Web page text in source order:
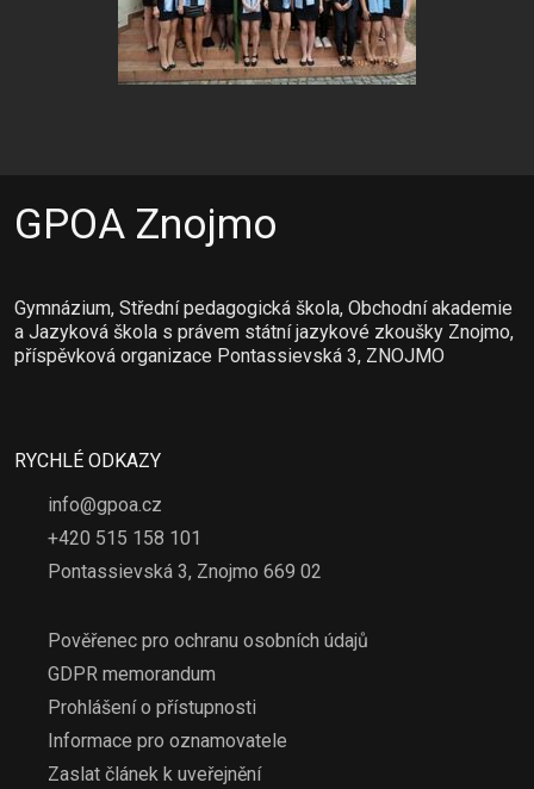
GPOA Znojmo
Gymnázium, Střední pedagogická škola, Obchodní akademie
a Jazyková škola s právem státní jazykové zkoušky Znojmo,
příspěvková organizace Pontassievská 3, ZNOJMO
RYCHLÉ ODKAZY
info@gpoa.cz
+420 515 158 101
Pontassievská 3, Znojmo 669 02
Pověřenec pro ochranu osobních údajů
GDPR memorandum
Prohlášení o přístupnosti
Informace pro oznamovatele
Zaslat článek k uveřejnění